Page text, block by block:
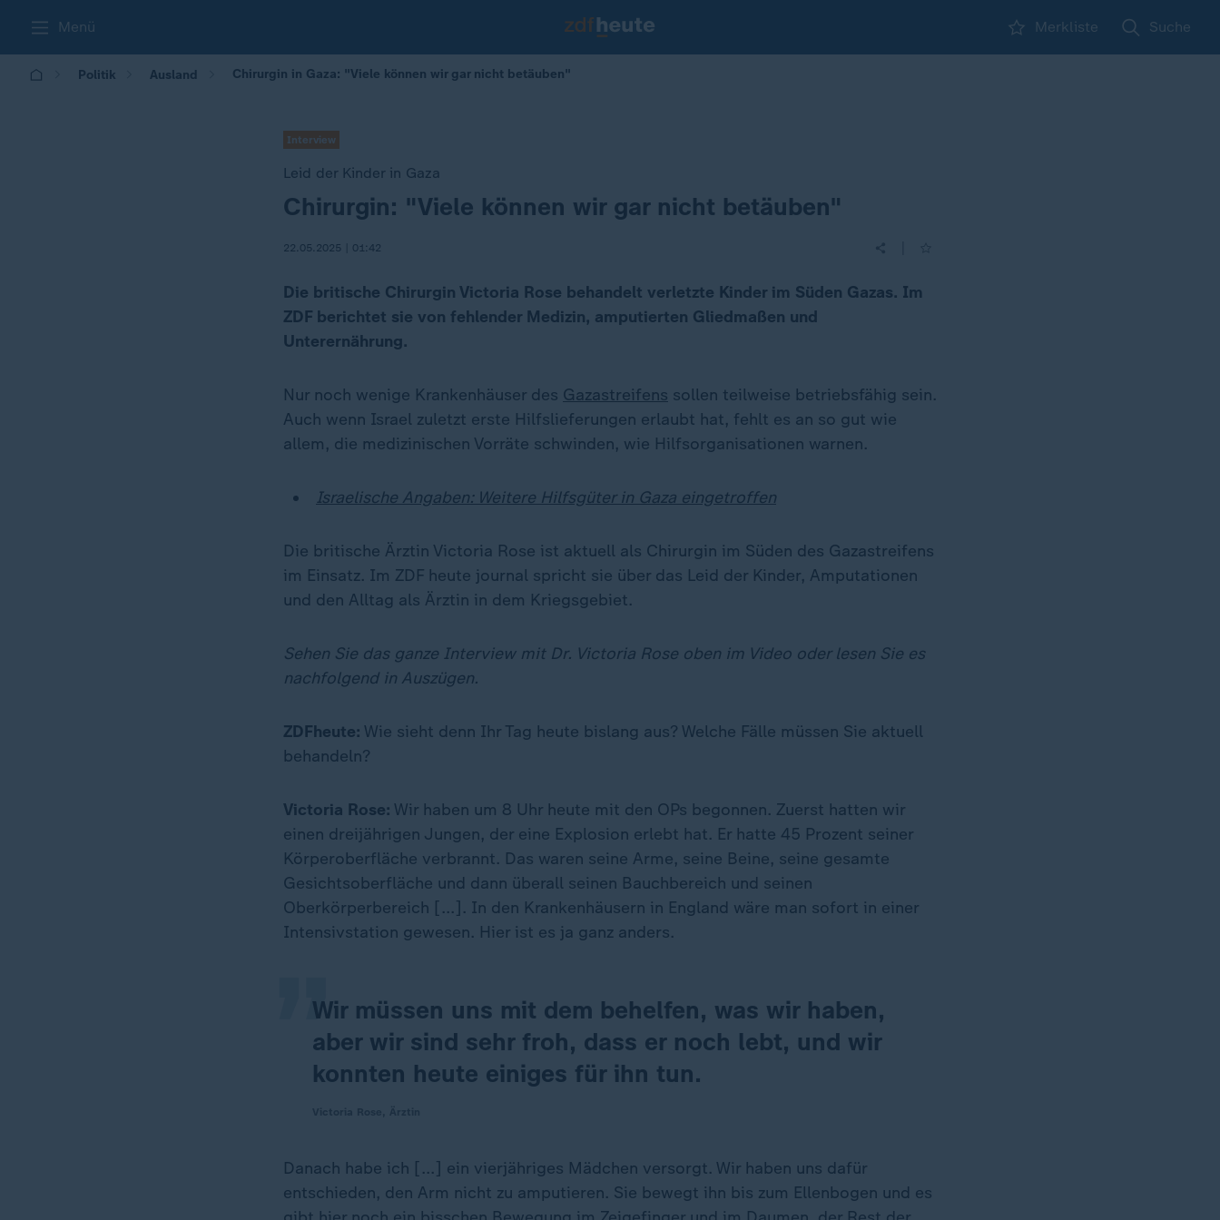
Menü Merkliste Suche
Politik Ausland Chirurgin in Gaza: "Viele können wir gar nicht betäuben"
Interview
Leid der Kinder in Gaza
:
Chirurgin: "Viele können wir gar nicht betäuben"
22.05.2025 | 01:42
Die britische Chirurgin Victoria Rose behandelt verletzte Kinder im Süden Gazas. Im
ZDF berichtet sie von fehlender Medizin, amputierten Gliedmaßen und
Unterernährung.
Nur noch wenige Krankenhäuser des Gazastreifens sollen teilweise betriebsfähig sein.
Auch wenn Israel zuletzt erste Hilfslieferungen erlaubt hat, fehlt es an so gut wie
allem, die medizinischen Vorräte schwinden, wie Hilfsorganisationen warnen.
Israelische Angaben: Weitere Hilfsgüter in Gaza eingetroffen
Die britische Ärztin Victoria Rose ist aktuell als Chirurgin im Süden des Gazastreifens
im Einsatz. Im ZDF heute journal spricht sie über das Leid der Kinder, Amputationen
und den Alltag als Ärztin in dem Kriegsgebiet.
Sehen Sie das ganze Interview mit Dr. Victoria Rose oben im Video oder lesen Sie es
nachfolgend in Auszügen.
ZDFheute: Wie sieht denn Ihr Tag heute bislang aus? Welche Fälle müssen Sie aktuell
behandeln?
Victoria Rose: Wir haben um 8 Uhr heute mit den OPs begonnen. Zuerst hatten wir
einen dreijährigen Jungen, der eine Explosion erlebt hat. Er hatte 45 Prozent seiner
Körperoberfläche verbrannt. Das waren seine Arme, seine Beine, seine gesamte
Gesichtsoberfläche und dann überall seinen Bauchbereich und seinen
Oberkörperbereich [...]. In den Krankenhäusern in England wäre man sofort in einer
Intensivstation gewesen. Hier ist es ja ganz anders.
Wir müssen uns mit dem behelfen, was wir haben,
aber wir sind sehr froh, dass er noch lebt, und wir
konnten heute einiges für ihn tun.
„
Danach habe ich [...] ein vierjähriges Mädchen versorgt. Wir haben uns dafür
entschieden, den Arm nicht zu amputieren. Sie bewegt ihn bis zum Ellenbogen und es